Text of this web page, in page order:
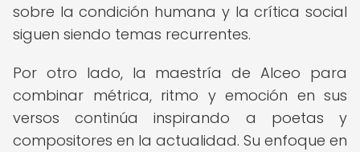
sobre la condición humana y la crítica social
siguen siendo temas recurrentes.
Por otro lado, la maestría de Alceo para
combinar métrica, ritmo y emoción en sus
versos continúa inspirando a poetas y
compositores en la actualidad. Su enfoque en